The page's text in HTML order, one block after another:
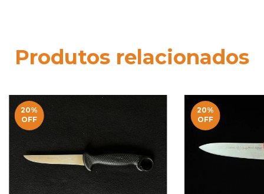
Produtos relacionados
20%
OFF
20%
OFF